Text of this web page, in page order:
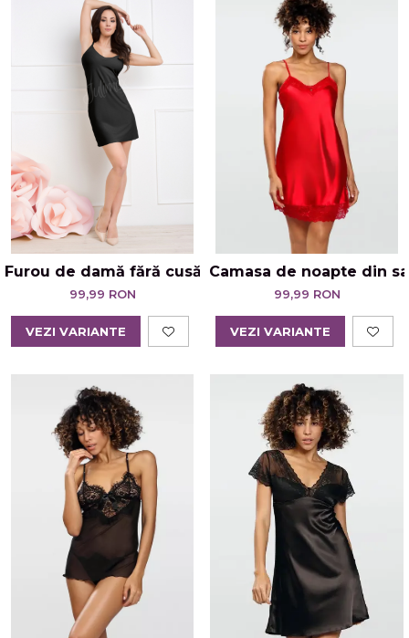
Furou de damă fără cusături Julimex Soft Smooth
99,99 RON
VEZI VARIANTE
Camasa de noapte din
99,99 RON
VEZI VARIANTE